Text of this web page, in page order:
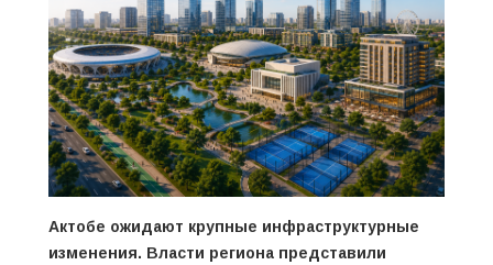
Актобе ожидают крупные инфраструктурные
изменения. Власти региона представили